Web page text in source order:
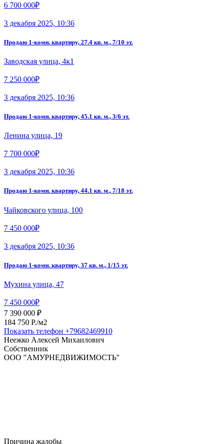
6 700 000₽
3 декабря 2025, 10:36
Продаю 1-комн. квартиру, 27.4 кв. м., 7/10 эт.
Заводская улица, 4к1
7 250 000₽
3 декабря 2025, 10:36
Продаю 1-комн. квартиру, 45.1 кв. м., 3/6 эт.
Ленина улица, 19
7 700 000₽
3 декабря 2025, 10:36
Продаю 1-комн. квартиру, 44.1 кв. м., 7/18 эт.
Чайковского улица, 100
7 450 000₽
3 декабря 2025, 10:36
Продаю 1-комн. квартиру, 37 кв. м., 1/15 эт.
Мухина улица, 47
7 450 000₽
7 390 000 ₽
184 750 P./м2
Показать телефон +79682469910
Неежко Алексей Михаилович
Собственник
ООО "АМУРНЕДВИЖИМОСТЬ"
Причина жалобы